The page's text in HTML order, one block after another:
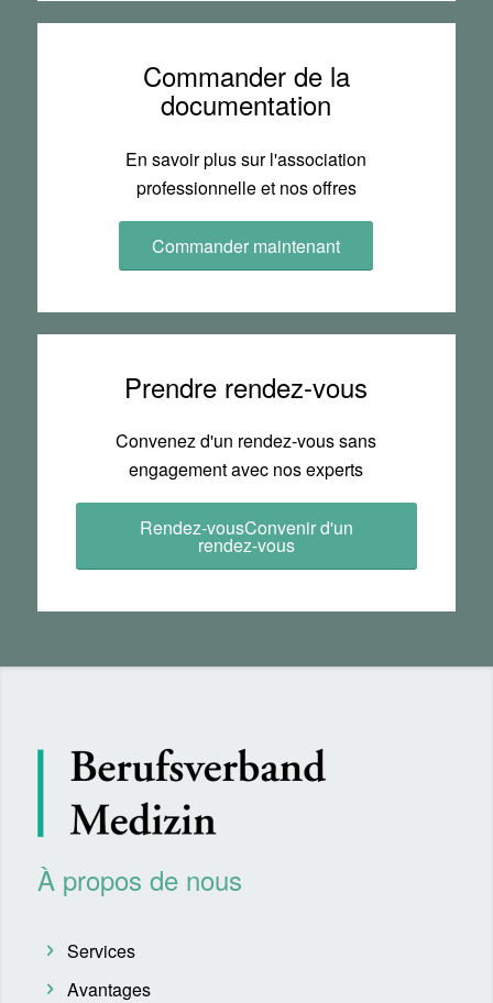
Commander de la
documentation
En savoir plus sur l'association
professionnelle et nos offres
Commander maintenant
Prendre rendez-vous
Convenez d'un rendez-vous sans
engagement avec nos experts
Rendez-vousConvenir d'un
rendez-vous
À propos de nous
Services
Avantages